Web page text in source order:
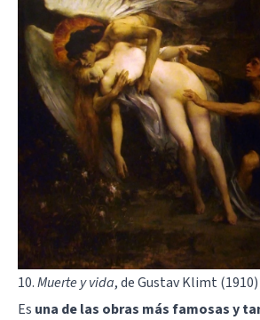
10.Muerte y vida, de Gustav Klimt (1910)
Es una de las obras más famosas y